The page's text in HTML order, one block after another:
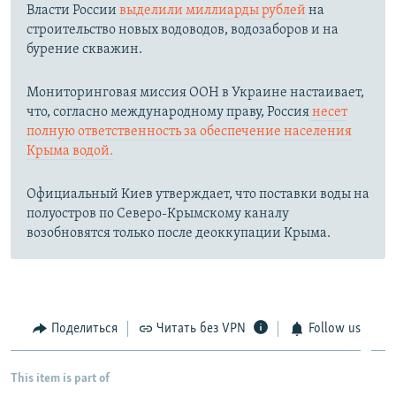
Власти России выделили миллиарды рублей на
строительство новых водоводов, водозаборов и на
бурение скважин.
Мониторинговая миссия ООН в Украине настаивает,
что, согласно международному праву, Россиянесет
полную ответственность за обеспечение населения
Крыма водой.
Официальный Киев утверждает, что поставки воды на
полуостров по Северо-Крымскому каналу
возобновятся только после деоккупации Крыма.
Поделиться Читать без VPN Follow us
This item is part of